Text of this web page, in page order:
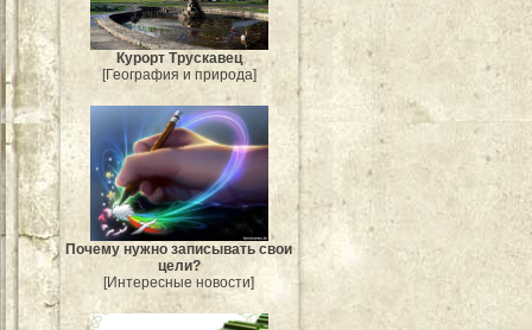
Курорт Трускавец
[География и природа]
Почему нужно записывать свои
цели?
[Интересные новости]